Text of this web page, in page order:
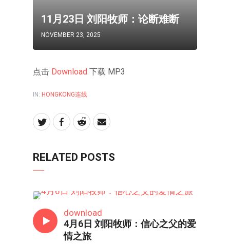
11月23日 刘阳牧师：论断难断
NOVEMBER 23, 2025
点击 Download 下载 MP3
IN: HONGKONG连线
RELATED POSTS
download
4月6日 刘阳牧师：信心之父的爱
情之旅